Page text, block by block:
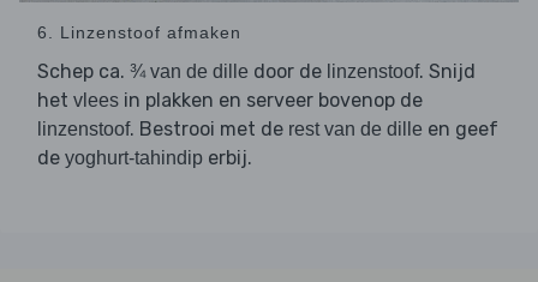
6. Linzenstoof afmaken
Schep ca. ¾ van de dille door de linzenstoof. Snijd
het vlees in plakken en serveer bovenop de
linzenstoof. Bestrooi met de rest van de dille en geef
de yoghurt-tahindip erbij.